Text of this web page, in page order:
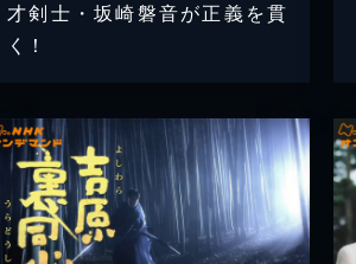
才剣士・坂崎磐音が正義を貫
く！